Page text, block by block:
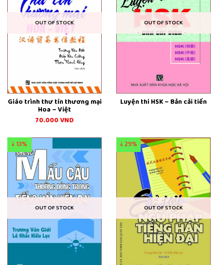
OUT OF STOCK
Giáo trình thư tín thương mại
Hoa – Việt
70.000VND
OUT OF STOCK
Luyện thi HSK – Bản cải tiến
OUT OF STOCK
↓ 13%
OUT OF STOCK
↓ 29%